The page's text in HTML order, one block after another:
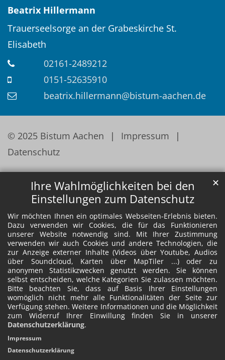
Ihre Wahlmöglichkeiten bei den
Einstellungen zum Datenschutz
Wir möchten Ihnen ein optimales Webseiten-Erlebnis bieten.
Dazu verwenden wir Cookies, die für das Funktionieren
unserer Website notwendig sind. Mit Ihrer Zustimmung
verwenden wir auch Cookies und andere Technologien, die
zur Anzeige externer Inhalte (Videos über Youtube, Audios
über Soundcloud, Karten über MapTiler ...) oder zu
anonymen Statistikzwecken genutzt werden. Sie können
selbst entscheiden, welche Kategorien Sie zulassen möchten.
Bitte beachten Sie, dass auf Basis Ihrer Einstellungen
womöglich nicht mehr alle Funktionalitäten der Seite zur
Verfügung stehen. Weitere Informationen und die Möglichkeit
zum Widerruf Ihrer Einwillung finden Sie in unserer
Datenschutzerklärung.
✕
Impressum
Datenschutzerklärung
Beatrix Hillermann
Trauerseelsorge an der Grabeskirche St.
Elisabeth
02161-2489212
0151-52635910
beatrix.hillermann@bistum-aachen.de
© 2025 Bistum Aachen
Impressum
Datenschutz